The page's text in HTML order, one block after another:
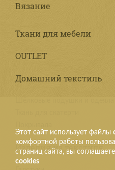
Этот сайт использует файлы
комфортной работы
страниц сайта, вы
cookies
Вязание
Ткани для мебели
OUTLET
Домашний текстиль
Изделия из текстиля